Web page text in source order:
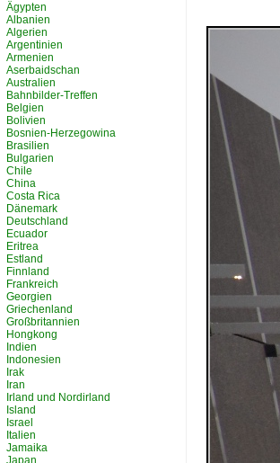
Ägypten
Albanien
Algerien
Argentinien
Armenien
Aserbaidschan
Australien
Bahnbilder-Treffen
Belgien
Bolivien
Bosnien-Herzegowina
Brasilien
Bulgarien
Chile
China
Costa Rica
Dänemark
Deutschland
Ecuador
Eritrea
Estland
Finnland
Frankreich
Georgien
Griechenland
Großbritannien
Hongkong
Indien
Indonesien
Irak
Iran
Irland und Nordirland
Island
Israel
Italien
Jamaika
Japan